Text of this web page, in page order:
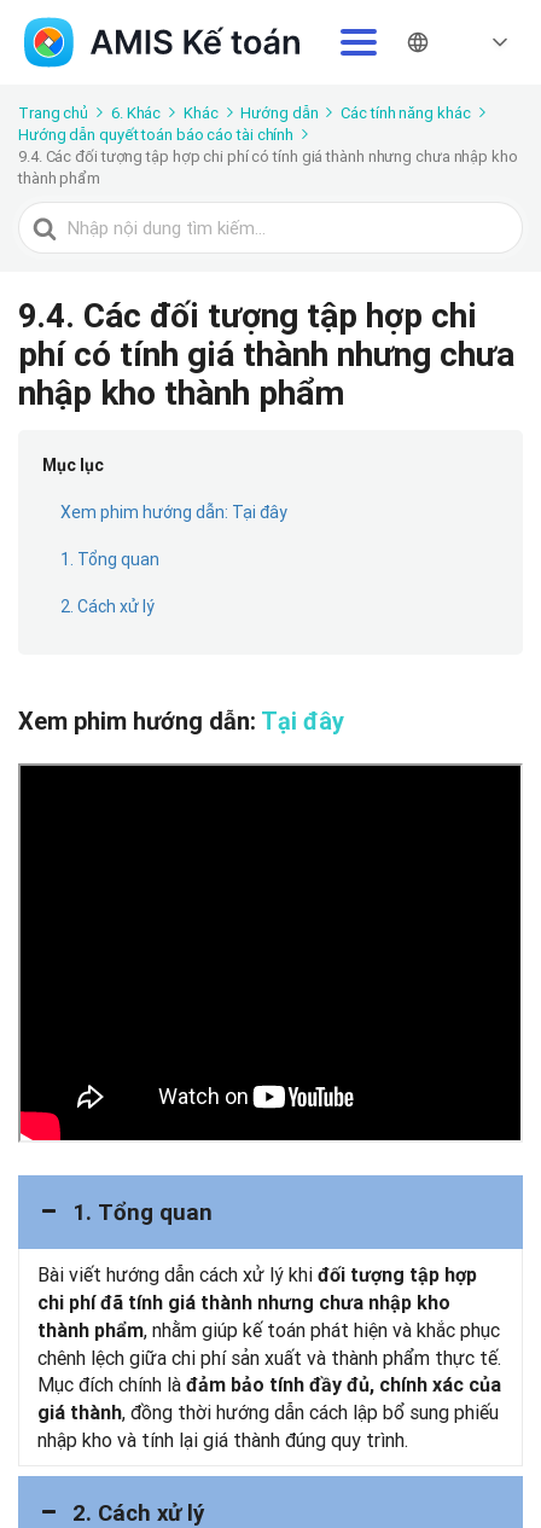
Trang chủ 6. Khác Khác Hướng dẫn
Các tính năng khác
Hướng dẫn quyết toán báo cáo tài chính
9.4. Các đối tượng tập hợp chi phí có tính giá thành nhưng chưa nhập kho
thành phẩm
Tìm
kiếm
9.4. Các đối tượng tập hợp chi
phí có tính giá thành nhưng chưa
nhập kho thành phẩm
Mục lục
Xem phim hướng dẫn: Tại đây
1. Tổng quan
2. Cách xử lý
Xem phim hướng dẫn: Tại đây
1. Tổng quan
Bài viết hướng dẫn cách xử lý khi đối tượng tập hợp
chi phí đã tính giá thành nhưng chưa nhập kho
thành phẩm, nhằm giúp kế toán phát hiện và khắc phục
chênh lệch giữa chi phí sản xuất và thành phẩm thực tế.
Mục đích chính là đảm bảo tính đầy đủ, chính xác của
giá thành, đồng thời hướng dẫn cách lập bổ sung phiếu
nhập kho và tính lại giá thành đúng quy trình.
2. Cách xử lý